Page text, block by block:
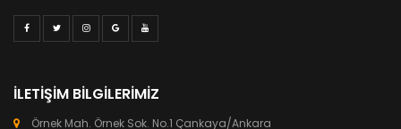
İLETIŞIM BILGILERIMIZ
Örnek Mah. Örnek Sok. No.1 Çankaya/Ankara